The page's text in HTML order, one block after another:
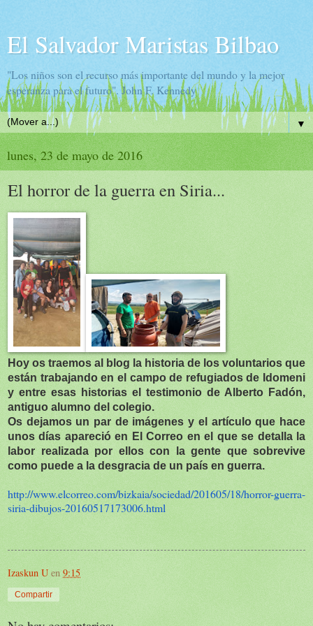
El Salvador Maristas Bilbao
"Los niños son el recurso más importante del mundo y la mejor
esperanza para el futuro". John F. Kennedy
▼
lunes, 23 de mayo de 2016
El horror de la guerra en Siria...
Hoy os traemos al blog la historia de los voluntarios que
están trabajando en el campo de refugiados de Idomeni
y entre esas historias el testimonio de Alberto Fadón,
antiguo alumno del colegio.
Os dejamos un par de imágenes y el artículo que hace
unos días apareció en El Correo en el que se detalla la
labor realizada por ellos con la gente que sobrevive
como puede a la desgracia de un país en guerra.
http://www.elcorreo.com/bizkaia/sociedad/201605/18/horror-guerra-
siria-dibujos-20160517173006.html
Izaskun U en 9:15
Compartir